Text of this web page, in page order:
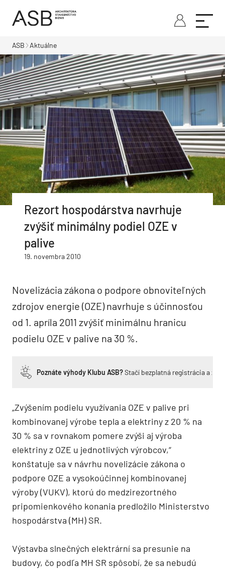
ASB Aktuálne
Rezort hospodárstva navrhuje
zvýšiť minimálny podiel OZE v
palive
19. novembra 2010
Novelizácia zákona o podpore obnoviteľných
zdrojov energie (OZE) navrhuje s účinnosťou
od 1. apríla 2011 zvýšiť minimálnu hranicu
podielu OZE v palive na 30 %.
Poznáte výhody Klubu ASB?Stačí bezplatná registrácia a
„Zvýšením podielu využívania OZE v palive pri
kombinovanej výrobe tepla a elektriny z 20 % na
30 % sa v rovnakom pomere zvýši aj výroba
elektriny z OZE u jednotlivých výrobcov,“
konštatuje sa v návrhu novelizácie zákona o
podpore OZE a vysokoúčinnej kombinovanej
výroby (VUKV), ktorú do medzirezortného
pripomienkového konania predložilo Ministerstvo
hospodárstva (MH) SR.
Výstavba slnečných elektrární sa presunie na
budovy, čo podľa MH SR spôsobí, že sa nebudú